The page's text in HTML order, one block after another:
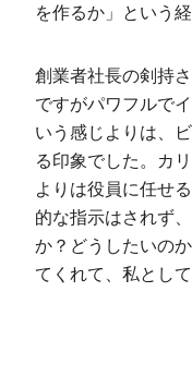
を作るか」という
創業者社長の剣持
ですがパワフルで
いう感じよりは、
る印象でした。カ
よりは役員に任せ
的な指示はされず
か？どうしたいの
てくれて、私とし